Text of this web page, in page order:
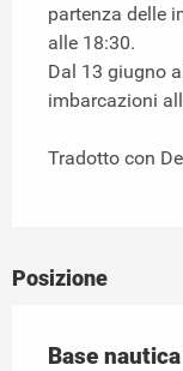
partenza delle
alle 18:30.
Dal 13 giugno
imbarcazioni
Tradotto con
Posizione
Base